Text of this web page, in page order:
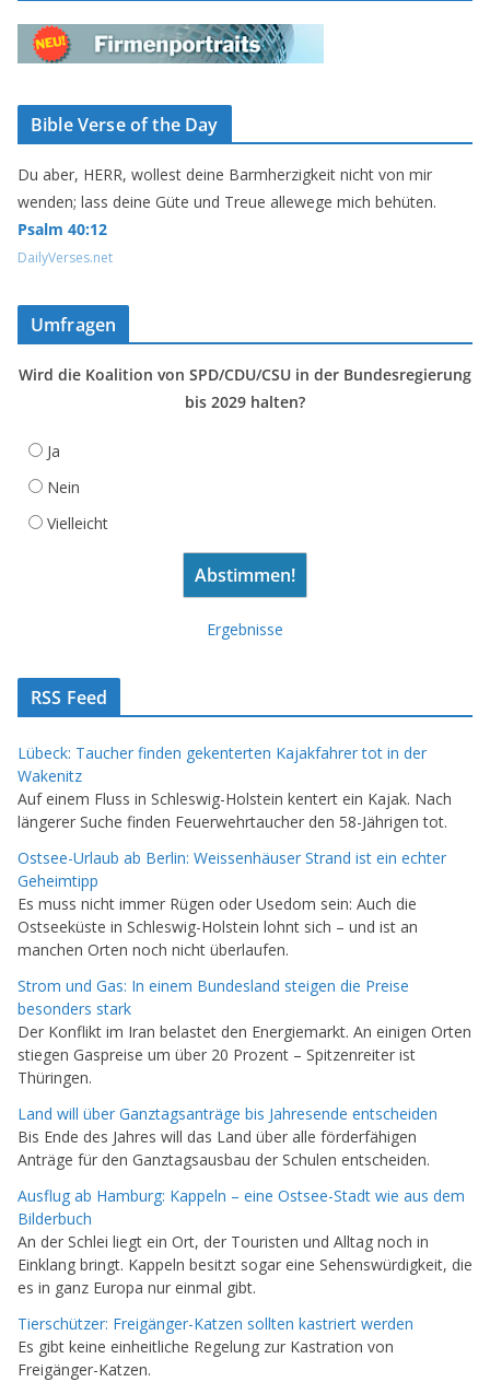
Bible Verse of the Day
Du aber, HERR, wollest deine Barmherzigkeit nicht von mir
wenden; lass deine Güte und Treue allewege mich behüten.
Psalm 40:12
DailyVerses.net
Umfragen
Wird die Koalition von SPD/CDU/CSU in der Bundesregierung
bis 2029 halten?
Ja
Nein
Vielleicht
Ergebnisse
RSS Feed
Lübeck: Taucher finden gekenterten Kajakfahrer tot in der
Wakenitz
Auf einem Fluss in Schleswig-Holstein kentert ein Kajak. Nach
längerer Suche finden Feuerwehrtaucher den 58-Jährigen tot.
Ostsee-Urlaub ab Berlin: Weissenhäuser Strand ist ein echter
Geheimtipp
Es muss nicht immer Rügen oder Usedom sein: Auch die
Ostseeküste in Schleswig-Holstein lohnt sich – und ist an
manchen Orten noch nicht überlaufen.
Strom und Gas: In einem Bundesland steigen die Preise
besonders stark
Der Konflikt im Iran belastet den Energiemarkt. An einigen Orten
stiegen Gaspreise um über 20 Prozent – Spitzenreiter ist
Thüringen.
Land will über Ganztagsanträge bis Jahresende entscheiden
Bis Ende des Jahres will das Land über alle förderfähigen
Anträge für den Ganztagsausbau der Schulen entscheiden.
Ausflug ab Hamburg: Kappeln – eine Ostsee-Stadt wie aus dem
Bilderbuch
An der Schlei liegt ein Ort, der Touristen und Alltag noch in
Einklang bringt. Kappeln besitzt sogar eine Sehenswürdigkeit, die
es in ganz Europa nur einmal gibt.
Tierschützer: Freigänger-Katzen sollten kastriert werden
Es gibt keine einheitliche Regelung zur Kastration von
Freigänger-Katzen.